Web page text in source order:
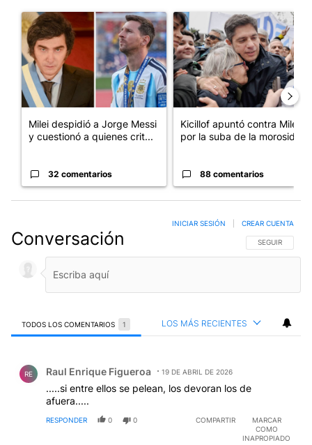
Un artículo de tendencia con el título "Milei despidió a Jorge
Milei despidió a Jorge Messi
y cuestionó a quienes crit...
32 comentarios
Un artículo de tendencia con
Kicillof apuntó contra Milei
por la suba de la morosida...
88 comentarios
Conversación SIGA ESTA
SEGUIR
INICIAR SESIÓN CREAR CUENTA
TODOS LOS COMENTARIOS 1 LOS MÁS RECIENTES
RE Raul Enrique Figueroa 19 DE ABRIL DE 2026
.....si entre ellos se pelean, los devoran los de
afuera.....
RESPONDER 0 0 COMPARTIR
MARCAR
COMO
INAPROPIADO